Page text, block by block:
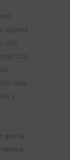
alguna
con
que
3
que sí